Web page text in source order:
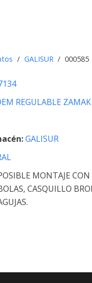
/ GALISUR / 000585
REGULABLE ZAMAK
GALISUR
MONTAJE
CASQUILLO